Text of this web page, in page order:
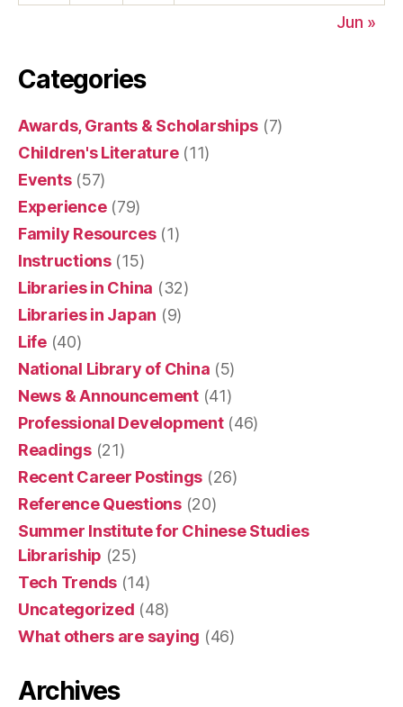
Jun »
Categories
Awards, Grants & Scholarships (7)
Children's Literature(11)
Events(57)
Experience(79)
Family Resources(1)
Instructions(15)
Libraries in China (32)
Libraries in Japan (9)
Life(40)
National Library of China (5)
News & Announcement(41)
Professional Development(46)
Readings(21)
Recent Career Postings (26)
Reference Questions(20)
Summer Institute for Chinese Studies
Librariship (25)
Tech Trends (14)
Uncategorized (48)
What others are saying (46)
Archives